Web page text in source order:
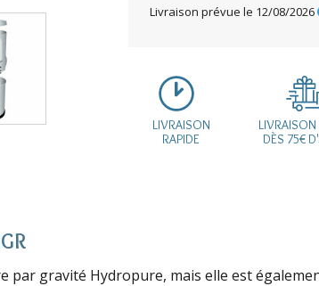
LIVRAISON
RAPIDE
LIVRAISON
DÈS 75€
Livraison prévue le 12/08/2026
par gravité Hydropure, mais elle est